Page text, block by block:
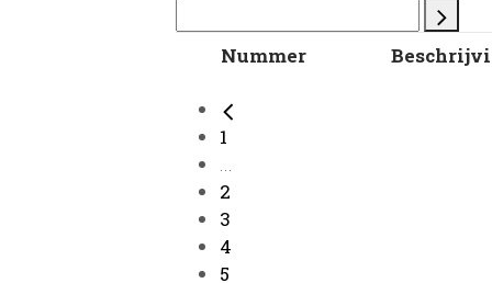
Nummer
1
...
2
3
4
5